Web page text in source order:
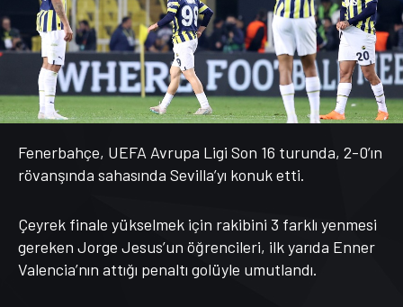
Fenerbahçe, UEFA Avrupa Ligi Son 16 turunda, 2-0’ın
rövanşında sahasında Sevilla’yı konuk etti.
Çeyrek finale yükselmek için rakibini 3 farklı yenmesi
gereken Jorge Jesus’un öğrencileri, ilk yarıda Enner
Valencia’nın attığı penaltı golüyle umutlandı.